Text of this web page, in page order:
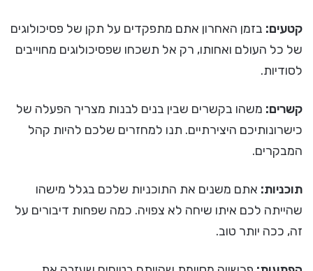
קטעים: בזמן האחרון אתם מתפקדים על תקן של פסיכולוגים
של כל העולם ואחותו, רק אל תשכחו שפסיכולוגים מחוייבים
לסודיות.
קשרים: משהו בקשרים שבין בנים לבנות מצריך הפעלה של
כישרונותיכם היצירתיים. תנו למחזרים שלכם להיות קהל
המבקרים.
תוכניות: אתם משנים את התוכניות שלכם בגלל מישהו
שהייתה לכם איתו שיחה לא צפויה. כמה שפחות דיבורים על
זה, ככה יותר טוב.